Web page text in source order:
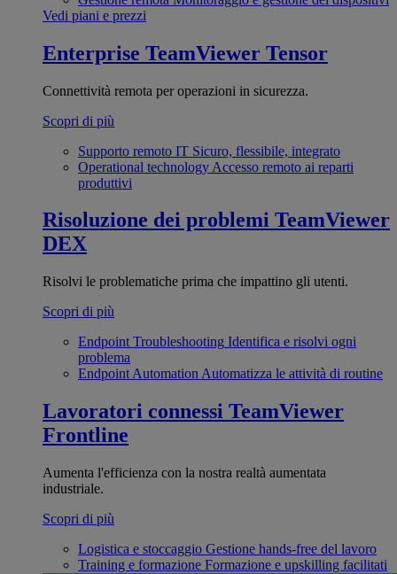
Vedi piani e prezzi
Enterprise TeamViewer Tensor
Connettività remota per operazioni in sicurezza.
Scopri di più
Supporto remoto IT Sicuro, flessibile, integrato
Operational technology Accesso remoto ai reparti
produttivi
Risoluzione dei problemi TeamViewer
DEX
Risolvi le problematiche prima che impattino gli utenti.
Scopri di più
Endpoint Troubleshooting Identifica e risolvi ogni
problema
Endpoint Automation Automatizza le attività di routine
Lavoratori connessi TeamViewer
Frontline
Aumenta l'efficienza con la nostra realtà aumentata
industriale.
Scopri di più
Logistica e stoccaggio Gestione hands-free del lavoro
Training e formazione Formazione e upskilling facilitati